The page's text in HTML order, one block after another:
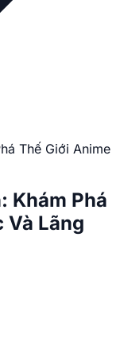
Thế Giới Anime
Khám Phá
Và Lãng